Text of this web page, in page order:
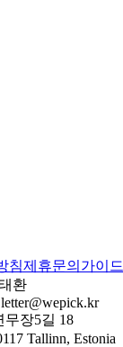
침제휴문의 가이드
환
letter@wepick.kr
무장5길 18
Tallinn, Estonia